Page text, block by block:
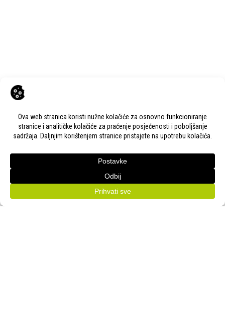
KONTAKT
Adresa:Gudovac 1D, 43000 Bjelovar
Email:bj-sajam@bj-sajam.hr
ONLINE PRIJAVE